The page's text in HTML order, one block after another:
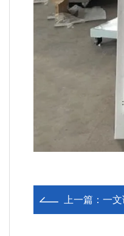
上一篇： 一文